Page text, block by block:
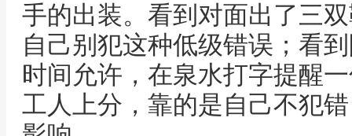
手的出装。看到对面出了三
自己别犯这种低级错误；看
时间允许，在泉水打字提醒
工人上分，靠的是自己不犯